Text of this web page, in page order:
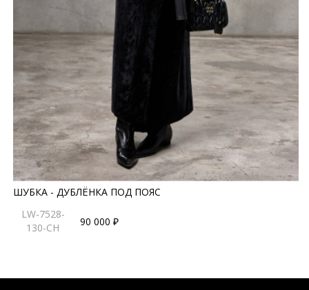
ШУБКА - ДУБЛЁНКА ПОД ПОЯС
LW-7528-
130-CH
90 000 ₽